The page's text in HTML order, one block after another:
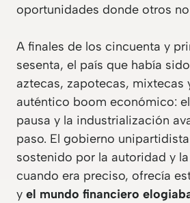
oportunidades donde otros no
A finales de los cincuenta y
sesenta, el país que había
aztecas, zapotecas, mixtecas
auténtico boom económico:
pausa y la industrialización
paso. El gobierno unipartidista
sostenido por la autoridad y
cuando era preciso, ofrecía
y el mundo financiero